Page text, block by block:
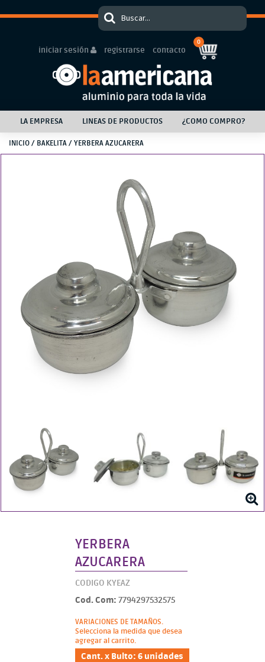
iniciar sesión registrarse contacto
0
LA EMPRESA LINEAS DE PRODUCTOS ¿COMO COMPRO?
INICIO / BAKELITA / YERBERA AZUCARERA
YERBERA
AZUCARERA
CODIGO KYEAZ
Cod. Com: 7794297532575
VARIACIONES DE TAMAÑOS.
Selecciona la medida que desea
agregar al carrito.
Cant. x Bulto: 6 unidades